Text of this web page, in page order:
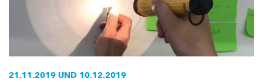
21.11.2019 UND 10.12.2019